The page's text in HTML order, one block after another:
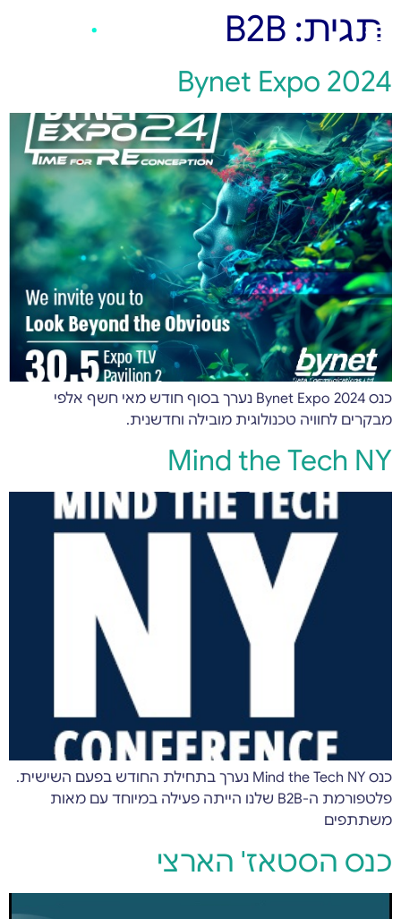
תגית: B2B
Bynet Expo 2024
כנס Bynet Expo 2024 נערך בסוף חודש מאי חשף אלפי
מבקרים לחוויה טכנולוגית מובילה וחדשנית.
Mind the Tech NY
כנס Mind the Tech NY נערך בתחילת החודש בפעם השישית.
פלטפורמת ה-B2B שלנו הייתה פעילה במיוחד עם מאות
משתתפים
כנס הסטאז' הארצי